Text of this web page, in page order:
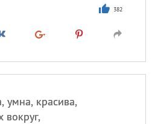
382
умна, красива,
вокруг,